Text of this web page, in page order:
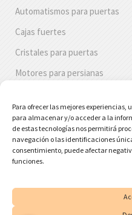
Para ofrecer las mejores
para almacenar y/o acceder a la
de estas tecnologías nos permitirá
navegación o las identificaciones
consentimiento, puede afectar
funciones.
Automatismos para puertas
Cajas fuertes
Cristales para puertas
Motores para persianas
Puertas de seguridad
Bombines antibumping
Cerraduras antipalanca